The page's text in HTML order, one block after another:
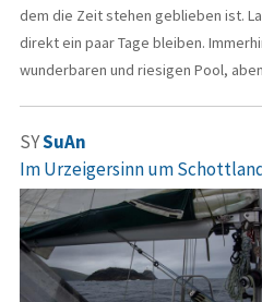
dem die Zeit stehen geblieben ist.
direkt ein paar Tage bleiben.
wunderbaren und riesigen Pool,
SYSuAn
Im Urzeigersinn um